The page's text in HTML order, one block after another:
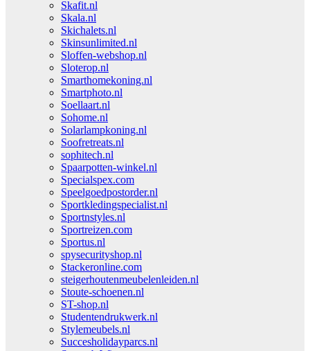
Skafit.nl
Skala.nl
Skichalets.nl
Skinsunlimited.nl
Sloffen-webshop.nl
Sloterop.nl
Smarthomekoning.nl
Smartphoto.nl
Soellaart.nl
Sohome.nl
Solarlampkoning.nl
Soofretreats.nl
sophitech.nl
Spaarpotten-winkel.nl
Specialspex.com
Speelgoedpostorder.nl
Sportkledingspecialist.nl
Sportnstyles.nl
Sportreizen.com
Sportus.nl
spysecurityshop.nl
Stackeronline.com
steigerhoutenmeubelenleiden.nl
Stoute-schoenen.nl
ST-shop.nl
Studentendrukwerk.nl
Stylemeubels.nl
Succesholidayparcs.nl